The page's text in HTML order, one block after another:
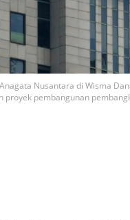
Nusantara di Wisma
proyek pembangunan